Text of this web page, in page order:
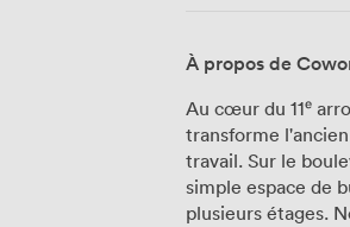
À propos de
Au cœur du 11ᵉ
transforme
travail. Sur le
simple espace de
plusieurs étages. Nos membres découvrent d'abord nos espaces de travail pensés